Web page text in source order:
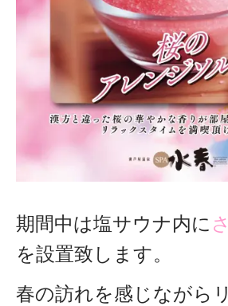
期間中は塩サウナ内に
を設置致します。
春の訪れを感じながら